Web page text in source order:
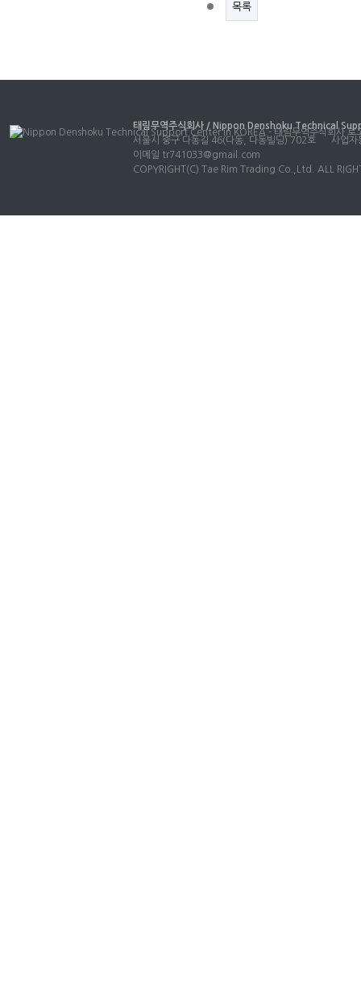
목록
태림무역주식회사 / Nippon Denshoku Technical
서울시 중구 다동길 46(다동, 다동빌딩) 702호
사업
이메일 tr741033@gmail.com
COPYRIGHT(C) Tae Rim Trading Co.,Ltd. ALL